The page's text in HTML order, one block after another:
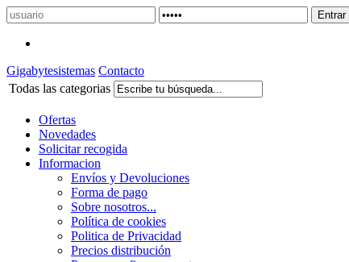
Gigabytesistemas Contacto
Todas las categorias
Ofertas
Novedades
Solicitar recogida
Informacion
Envíos y Devoluciones
Forma de pago
Sobre nosotros...
Política de cookies
Politica de Privacidad
Precios distribución